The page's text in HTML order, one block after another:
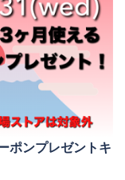
ポンプレゼントキ